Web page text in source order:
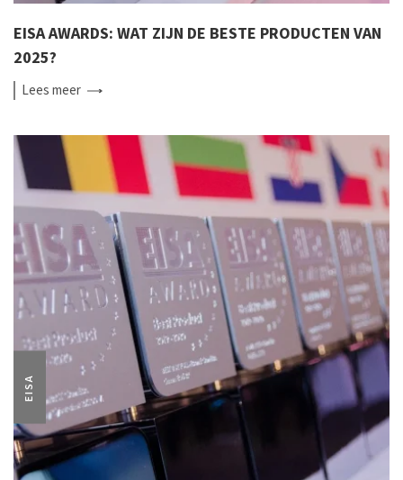
EISA AWARDS: WAT ZIJN DE BESTE PRODUCTEN VAN
2025?
Leesmeer
EISA